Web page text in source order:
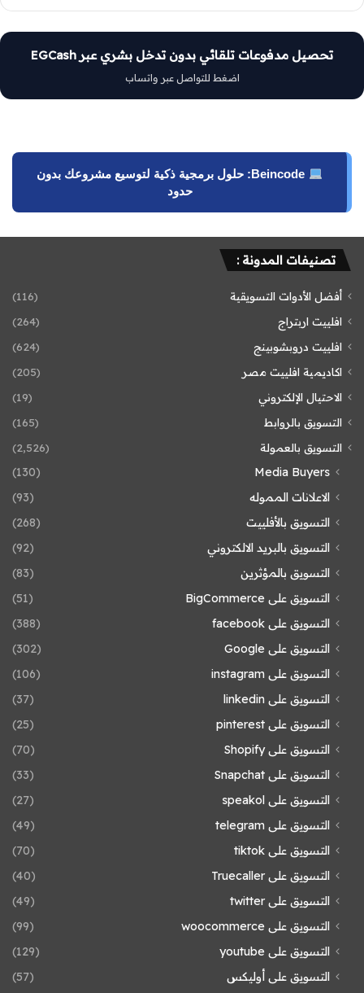
تحصيل مدفوعات تلقائي بدون تدخل بشري عبر EGCash
اضغط للتواصل عبر واتساب
Beincode: حلول برمجية ذكية لتوسيع مشروعك بدون
حدود
تصنيفات المدونة :
أفضل الأدوات التسويقية
(116)
افلييت اربتراج
(264)
افلييت دروبشوبينج
(624)
اكاديمية افلييت مصر
(205)
الاحتيال الإلكتروني
(19)
التسويق بالروابط
(165)
التسويق بالعمولة
(2٬526)
Media Buyers
(130)
الاعلانات المموله
(93)
التسويق بالأفلييت
(268)
التسويق بالبريد الالكتروني
(92)
التسويق بالمؤثرين
(83)
التسويق على BigCommerce
(51)
التسويق على facebook
(388)
التسويق على Google
(302)
التسويق على instagram
(106)
التسويق على linkedin
(37)
التسويق على pinterest
(25)
التسويق على Shopify
(70)
التسويق على Snapchat
(33)
التسويق على speakol
(27)
التسويق على telegram
(49)
التسويق على tiktok
(70)
التسويق على Truecaller
(40)
التسويق على twitter
(49)
التسويق على woocommerce
(99)
التسويق على youtube
(129)
التسويق على أوليكس
(57)